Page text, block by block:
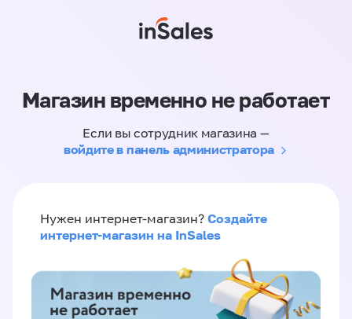
Магазин временно не работает
Если вы сотрудник магазина —
войдите в панель администратора
Нужен интернет-магазин? Создайте
интернет-магазин на InSales